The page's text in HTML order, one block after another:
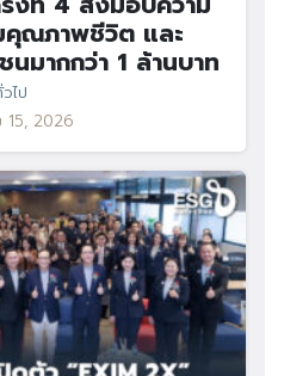
คุณภาพชีวิต และ
นมากกว่า 1 ล้านบาท
ไป
15, 2026